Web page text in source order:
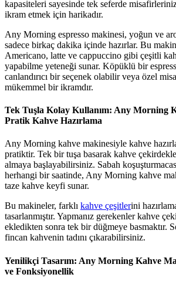
kapasiteleri sayesinde tek seferde
ikram etmek için harikadır.
Any Morning espresso makinesi, yoğun ve
sadece birkaç dakika içinde hazırlar. Bu
Americano, latte ve cappuccino gibi çeşitli
yapabilme yeteneği sunar. Köpüklü bir
canlandırıcı bir seçenek olabilir veya özel
mükemmel bir ikramdır.
Tek Tuşla Kolay Kullanım: Any Morning
Pratik Kahve Hazırlama
Any Morning kahve makinesiyle kahve
pratiktir. Tek bir tuşa basarak kahve
almaya başlayabilirsiniz. Sabah
herhangi bir saatinde, Any Morning kahve
taze kahve keyfi sunar.
Bu makineler, farklı kahve çeşitlerini
tasarlanmıştır. Yapmanız gerekenler kahve
ekledikten sonra tek bir düğmeye basmaktır.
fincan kahvenin tadını çıkarabilirsiniz.
Yenilikçi Tasarım: Any Morning Kahve
ve Fonksiyonellik